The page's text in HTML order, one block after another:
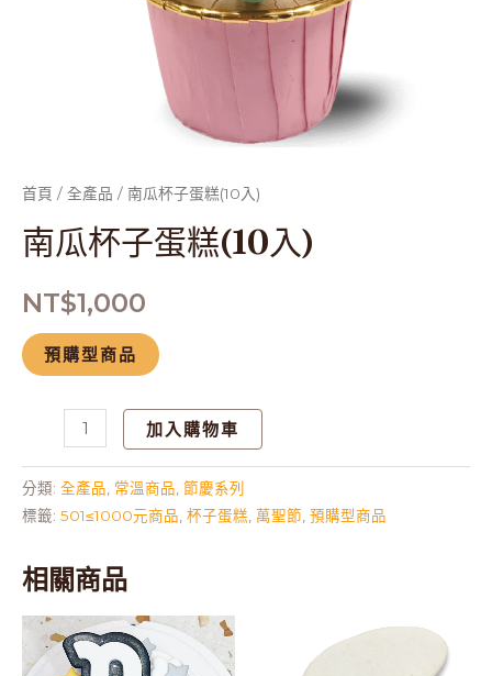
首頁 / 全產品 / 南瓜杯子蛋糕(10入)
南瓜杯子蛋糕(10入)
NT$1,000
預購型商品
加入購物車
分類: 全產品 常溫商品 節慶系列
標籤: 501≤1000元商品 杯子蛋糕 萬聖節 預購型商品
相關商品
此
產